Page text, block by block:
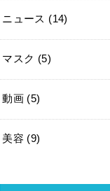
ニュース (14)
マスク (5)
動画 (5)
美容 (9)